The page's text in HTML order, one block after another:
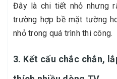
Đây là chi tiết nhỏ nhưng
trường hợp bề mặt tường
nhỏ trong quá trình thi công.
3. Kết cấu chắc chắn,